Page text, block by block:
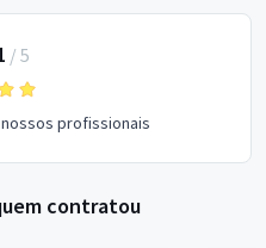
/ 5
profissionais
contratou